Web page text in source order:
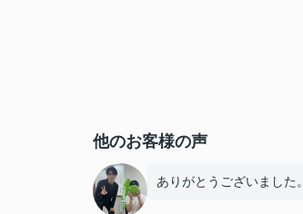
他のお客様の声
ありがとうございました。